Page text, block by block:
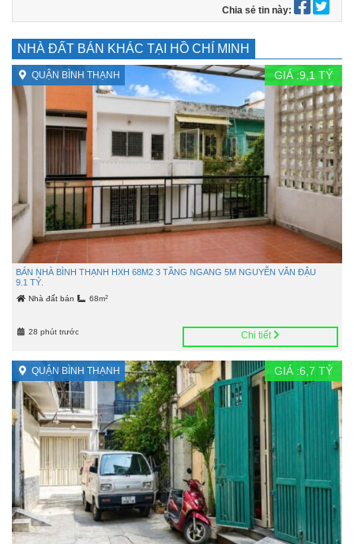
Chia sẻ tin này:
NHÀ ĐẤT BÁN KHÁC TẠI HỒ CHÍ MINH
QUẬN BÌNH THẠNH GIÁ :9,1 TỶ
BÁN NHÀ BÌNH THẠNH HXH 68M2 3 TẦNG NGANG 5M NGUYỄN VĂN ĐẬU
9.1 TỶ.
Nhà đất bán 68m2
28 phút trước Chi tiết
QUẬN BÌNH THẠNH GIÁ :6,7 TỶ